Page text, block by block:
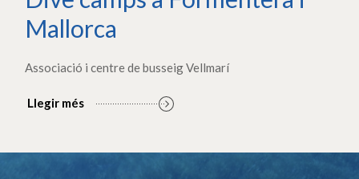
Mallorca
Associació i centre de busseig Vellmarí
Llegir més